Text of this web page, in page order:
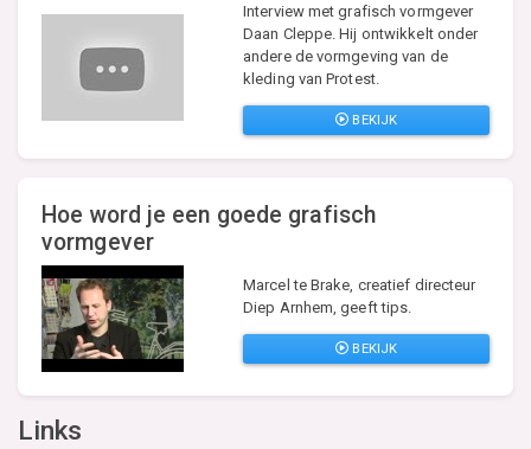
Interview met grafisch vormgever
Daan Cleppe. Hij ontwikkelt onder
andere de vormgeving van de
kleding van Protest.
BEKIJK
Hoe word je een goede grafisch
vormgever
Marcel te Brake, creatief directeur
Diep Arnhem, geeft tips.
BEKIJK
Links